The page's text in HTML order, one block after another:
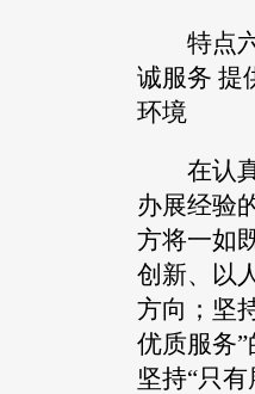
特点六
诚服务 提
环境
在认真
办展经验
方将一如
创新、以
方向；坚
优质服务
坚持“只